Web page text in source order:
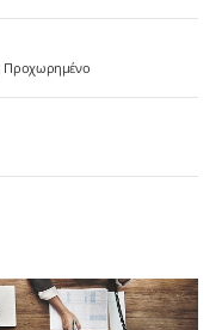
Προχωρημένο